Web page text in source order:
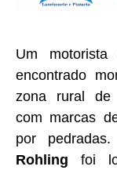
Um
encontrado
zona rural de
com marcas
por
Rohling foi